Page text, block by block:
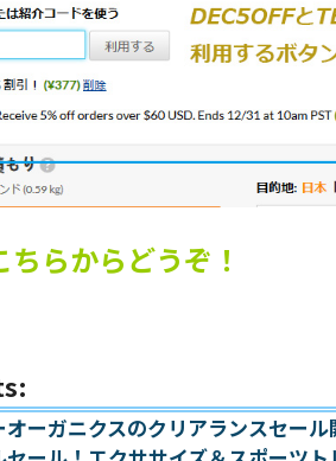
らからどうぞ！
オーガニクスのクリアランスセール